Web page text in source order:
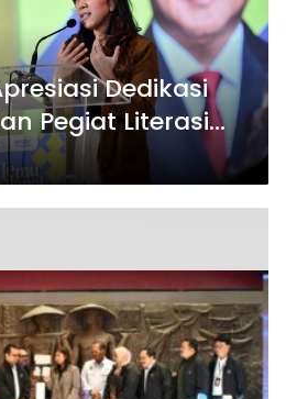
Dedikasi
Pegiat Literasi